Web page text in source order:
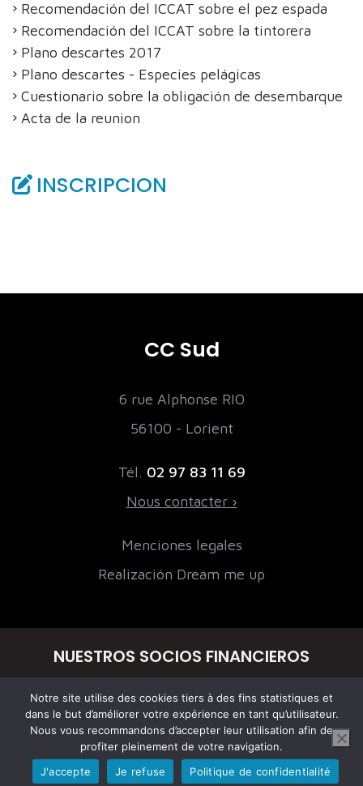
Recomendación del ICCAT sobre el pez espada
Recomendación del ICCAT sobre la tintorera
Plano descartes 2017
Plano descartes - Especies pelágicas
Cuestionario sobre la obligación de desembarque
Acta de la reunion
INSCRIPCION
CC Sud
6 rue Alphonse RIO
56100 - Lorient
Tél. 02 97 83 11 69
Nous contacter ›
Menciones legales
Realización Dream me up
NUESTROS SOCIOS FINANCIEROS
Notre site utilise des cookies tiers à des fins statistiques et
dans le but d’améliorer votre expérience en tant qu’utilisateur.
Nous vous recommandons d’accepter leur utilisation afin de
profiter pleinement de votre navigation.
J'accepte
Je refuse Politique de confidentialité